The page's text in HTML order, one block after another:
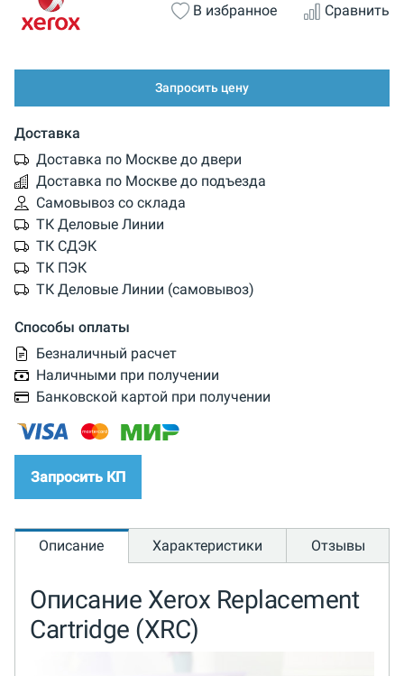
В избранное Сравнить
Запросить цену
Доставка
Доставка по Москве до двери
Доставка по Москве до подъезда
Самовывоз со склада
ТК Деловые Линии
ТК СДЭК
ТК ПЭК
ТК Деловые Линии (самовывоз)
Способы оплаты
Безналичный расчет
Наличными при получении
Банковской картой при получении
Запросить КП
Описание Характеристики Отзывы
Описание Xerox Replacement
Cartridge (XRC)